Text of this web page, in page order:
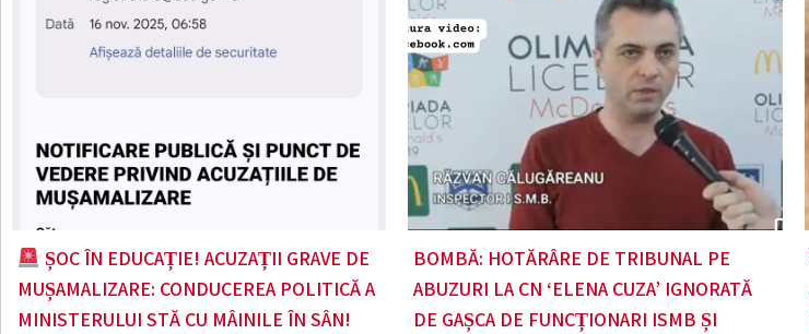
ȘOC ÎN EDUCAȚIE! ACUZAȚII GRAVE DE
MUȘAMALIZARE: CONDUCEREA POLITICĂ A
MINISTERULUI STĂ CU MÂINILE ÎN SÂN!
BOMBĂ: HOTĂRÂRE DE TRIBUNAL PE
ABUZURI LA CN ‘ELENA CUZA’ IGNORATĂ
DE GAȘCA DE FUNCȚIONARI ISMB ȘI